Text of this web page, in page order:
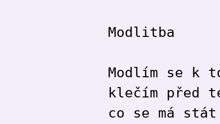
Modlitba
Modlím se k
klečím před
co se má